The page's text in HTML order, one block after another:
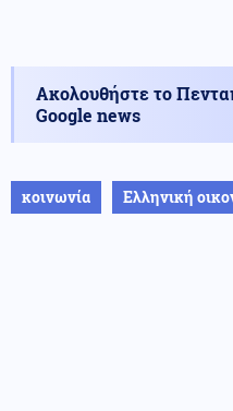
Ακολουθήστε το
Google news
κοινωνία Ελληνική